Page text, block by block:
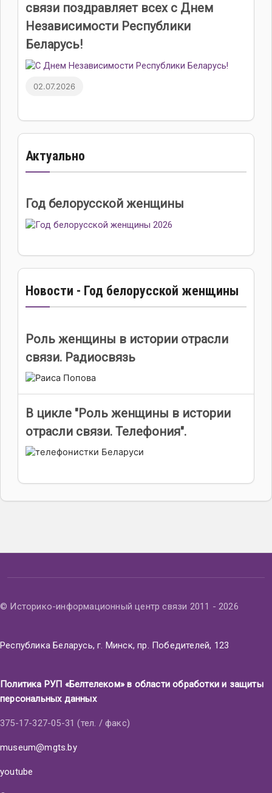
связи поздравляет всех с Днем
Независимости Республики
Беларусь!
02.07.2026
Актуально
Год белорусской женщины
Новости - Год белорусской женщины
Роль женщины в истории отрасли
связи. Радиосвязь
В цикле "Роль женщины в истории
отрасли связи. Телефония".
© Историко-информационный центр связи 2011 - 2026
Республика Беларусь, г. Минск, пр. Победителей, 123
Политика РУП «Белтелеком» в области обработки и защиты
персональных данных
375-17-327-05-31 (тел. / факс)
museum@mgts.by
youtube